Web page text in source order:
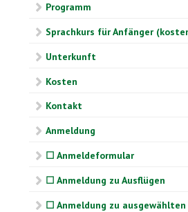
Programm
Sprachkurs für Anfänger
Unterkunft
Kosten
Kontakt
Anmeldung
☐ Anmeldeformular
☐ Anmeldung zu Ausflügen
☐ Anmeldung zu